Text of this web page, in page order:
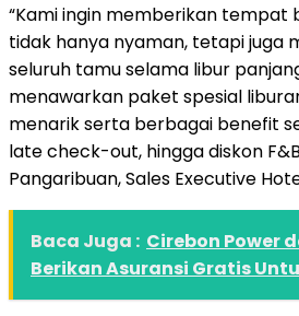
“Kami ingin memberikan tempat
tidak hanya nyaman, tetapi juga
seluruh tamu selama libur
menawarkan paket spesial
menarik serta berbagai benefit
late check-out, hingga diskon
Pangaribuan, Sales Executive
Baca Juga : Cirebon Power
Berikan Asuransi Gratis